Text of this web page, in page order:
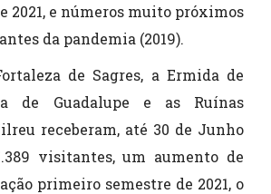
2021, e números muito próximos
da pandemia (2019).
de Sagres, a Ermida de
de Guadalupe e as Ruínas
receberam, até 30 de Junho
visitantes, um aumento de
primeiro semestre de 2021, o